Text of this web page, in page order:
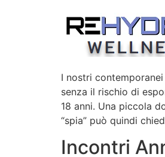
I nostri
senza il rischio di
18 anni. Una piccola
“spia” può quindi
Incontri